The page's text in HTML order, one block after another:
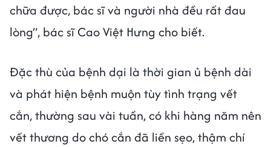
chữa được, bác sĩ và người nhà đều rất đau
lòng”, bác sĩ Cao Việt Hưng cho biết.
Đặc thù của bệnh dại là thời gian ủ bệnh dài
và phát hiện bệnh muộn tùy tình trạng vết
cắn, thường sau vài tuần, có khi hàng năm nên
vết thương do chó cắn đã liền sẹo, thậm chí